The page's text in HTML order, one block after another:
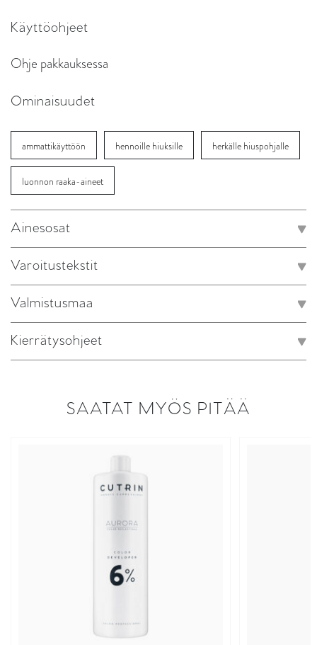
Käyttöohjeet
Ohje pakkauksessa
Ominaisuudet
ammattikäyttöön hennoille hiuksille herkälle hiuspohjalle
luonnon raaka-aineet
Ainesosat
Varoitustekstit
Valmistusmaa
Kierrätysohjeet
SAATAT MYÖS PITÄÄ